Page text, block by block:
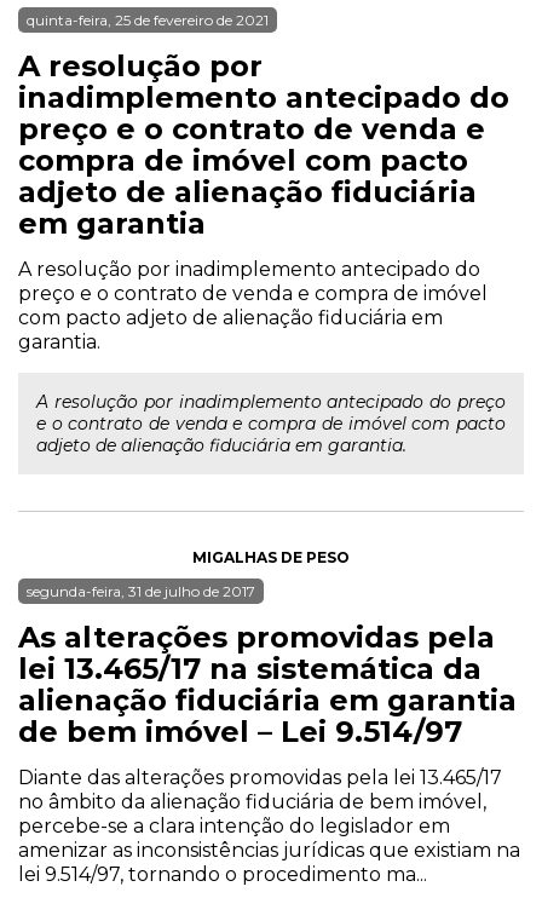
quinta-feira, 25 de fevereiro de 2021
A resolução por
inadimplemento antecipado do
preço e o contrato de venda e
compra de imóvel com pacto
adjeto de alienação fiduciária
em garantia
A resolução por inadimplemento antecipado do
preço e o contrato de venda e compra de imóvel
com pacto adjeto de alienação fiduciária em
garantia.
A resolução por inadimplemento antecipado do preço
e o contrato de venda e compra de imóvel com pacto
adjeto de alienação fiduciária em garantia.
MIGALHAS DE PESO
segunda-feira, 31 de julho de 2017
As alterações promovidas pela
lei 13.465/17 na sistemática da
alienação fiduciária em garantia
de bem imóvel – Lei 9.514/97
Diante das alterações promovidas pela lei 13.465/17
no âmbito da alienação fiduciária de bem imóvel,
percebe-se a clara intenção do legislador em
amenizar as inconsistências jurídicas que existiam na
lei 9.514/97, tornando o procedimento ma...